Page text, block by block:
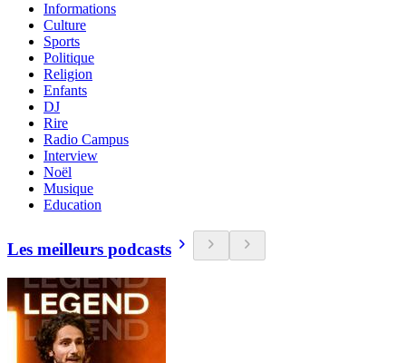
Informations
Culture
Sports
Politique
Religion
Enfants
DJ
Rire
Radio Campus
Interview
Noël
Musique
Education
Les meilleurs podcasts